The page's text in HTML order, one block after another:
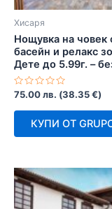
Хисаря
Нощувка на човек
басейн и релакс
Дете до 5.99г. –
Оценено
0
75.00лв. (38.35€)
КУПИ ОТ